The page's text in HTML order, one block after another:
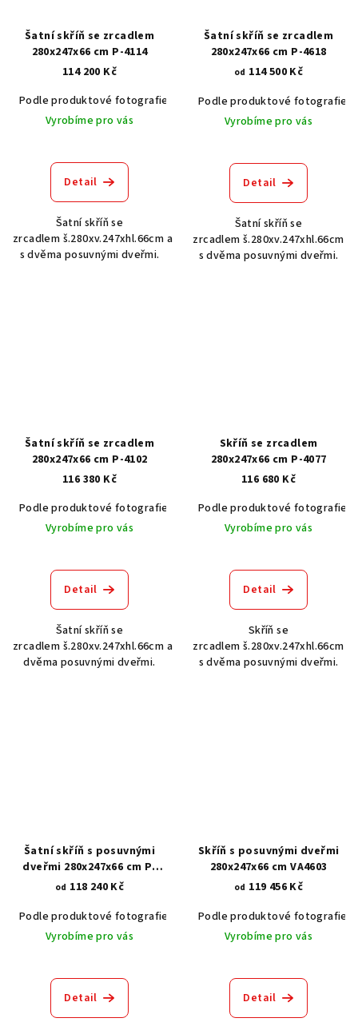
Šatní skříň se zrcadlem
280x247x66 cm P-4114
114 200 Kč
Podle produktové fotografie
Akát vintage BT1551
Dub světlý
Vyrobíme pro vás
Detail
Šatní skříň se
zrcadlem š.280xv.247xhl.66cm a
s dvěma posuvnými dveřmi.
Šatní skříň se zrcadlem
280x247x66 cm P-4618
od 114 500 Kč
Podle produktové fotografie
Vyrobíme pro vás
Detail
Šatní skříň se
zrcadlem š.280xv.247xhl.66cm
s dvěma posuvnými dveřmi.
Šatní skříň se zrcadlem
280x247x66 cm P-4102
116 380 Kč
Podle produktové fotografie
Akát vintage BT1551
Dub světlý
Vyrobíme pro vás
Detail
Šatní skříň se
zrcadlem š.280xv.247xhl.66cm a
dvěma posuvnými dveřmi.
Skříň se zrcadlem
280x247x66 cm P-4077
116 680 Kč
Podle produktové fotografie
Vyrobíme pro vás
Detail
Skříň se
zrcadlem š.280xv.247xhl.66cm
s dvěma posuvnými dveřmi.
Šatní skříň s posuvnými
dveřmi 280x247x66 cm P-
4134
od 118 240 Kč
Podle produktové fotografie
Bílá Bílá s patinou BT9001-A6
Vyrobíme pro vás
Detail
Skříň s posuvnými dveřmi
280x247x66 cm VA4603
od 119 456 Kč
Podle produktové fotografie
Vyrobíme pro vás
Detail